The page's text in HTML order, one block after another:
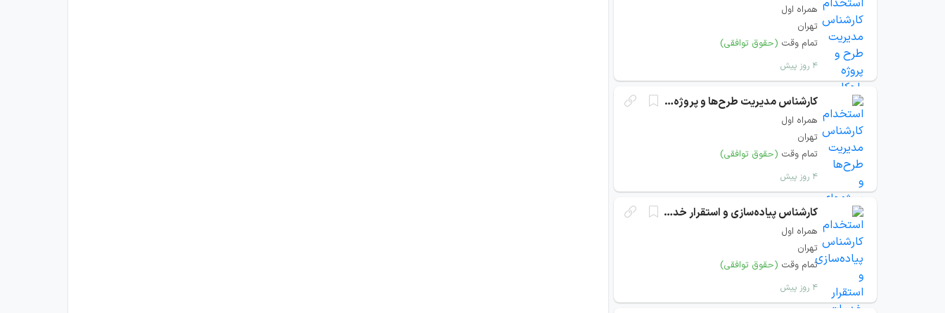
همراه اول
تهران
تمام وقت (حقوق توافقی)
۴ روز پیش
کارشناس مدیریت طرح‌ها و پروژه‌های‌ B2B
همراه اول
تهران
تمام وقت (حقوق توافقی)
۴ روز پیش
کارشناس پیاده‌سازی‌ و استقرار خدمات‌ سازمانی
همراه اول
تهران
تمام وقت (حقوق توافقی)
۴ روز پیش